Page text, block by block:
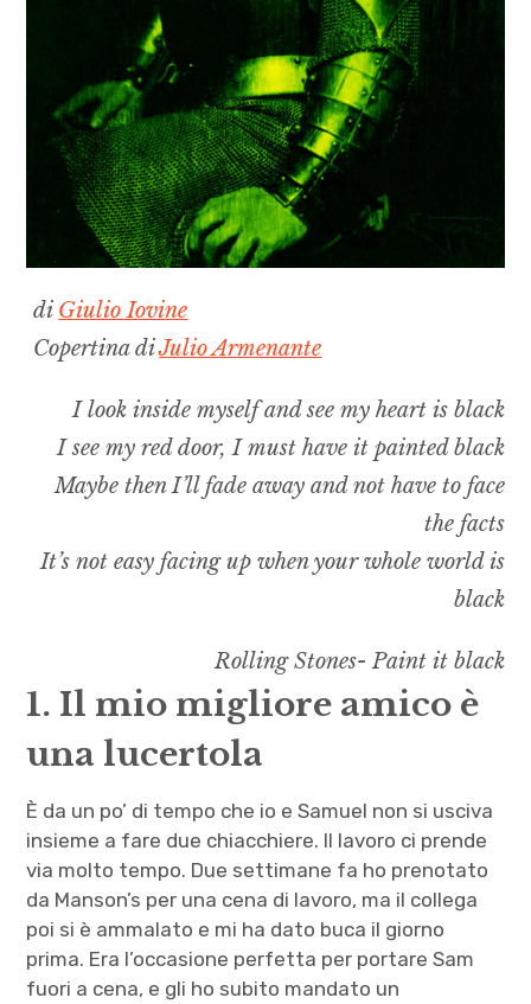
di Giulio Iovine
Copertina diJulio Armenante
I look inside myself and see my heart is black
I see my red door, I must have it painted black
Maybe then I’ll fade away and not have to face
the facts
It’s not easy facing up when your whole world is
black
Rolling Stones- Paint it black
1. Il mio migliore amico è
una lucertola
È da un po’ di tempo che io e Samuel non si usciva
insieme a fare due chiacchiere. Il lavoro ci prende
via molto tempo. Due settimane fa ho prenotato
da Manson’s per una cena di lavoro, ma il collega
poi si è ammalato e mi ha dato buca il giorno
prima. Era l’occasione perfetta per portare Sam
fuori a cena, e gli ho subito mandato un